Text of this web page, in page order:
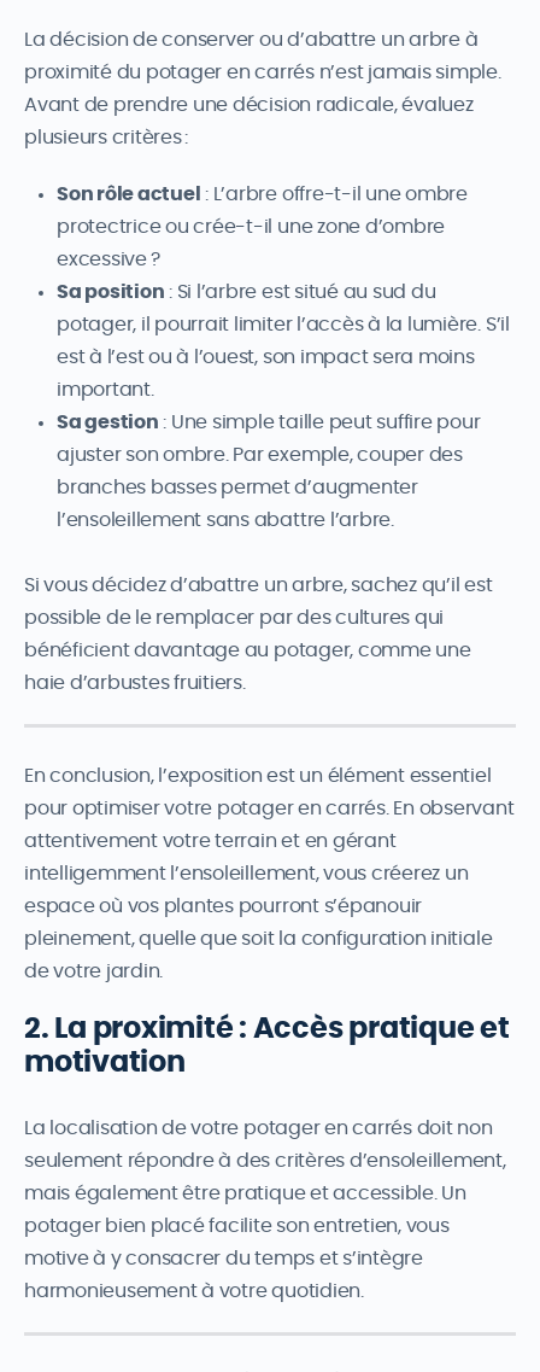
La décision de conserver ou d’abattre un arbre à
proximité du potager en carrés n’est jamais simple.
Avant de prendre une décision radicale, évaluez
plusieurs critères :
Son rôle actuel : L’arbre offre-t-il une ombre
protectrice ou crée-t-il une zone d’ombre
excessive ?
Sa position : Si l’arbre est situé au sud du
potager, il pourrait limiter l’accès à la lumière. S’il
est à l’est ou à l’ouest, son impact sera moins
important.
Sa gestion : Une simple taille peut suffire pour
ajuster son ombre. Par exemple, couper des
branches basses permet d’augmenter
l’ensoleillement sans abattre l’arbre.
Si vous décidez d’abattre un arbre, sachez qu’il est
possible de le remplacer par des cultures qui
bénéficient davantage au potager, comme une
haie d’arbustes fruitiers.
En conclusion, l’exposition est un élément essentiel
pour optimiser votre potager en carrés. En observant
attentivement votre terrain et en gérant
intelligemment l’ensoleillement, vous créerez un
espace où vos plantes pourront s’épanouir
pleinement, quelle que soit la configuration initiale
de votre jardin.
2. La proximité : Accès pratique et
motivation
La localisation de votre potager en carrés doit non
seulement répondre à des critères d’ensoleillement,
mais également être pratique et accessible. Un
potager bien placé facilite son entretien, vous
motive à y consacrer du temps et s’intègre
harmonieusement à votre quotidien.